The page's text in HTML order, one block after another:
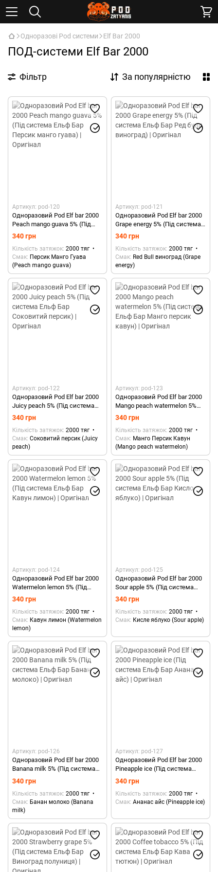
Одноразові Pod системи Elf Bar 2000
ПОД-системи Elf Bar 2000
Фільтр За популярністю
Артикул: pod-120
Одноразовий Pod Elf bar 2000
Peach mango guava 5% (Під
система Ельф Бар Персик
манго гуава) | Оригінал
340 грн
Кількість затяжок 2000 тяг
Смак Персик Манго Гуава
(Peach mango guava)
Артикул: pod-121
Одноразовий Pod Elf bar 2000
Grape energy 5% (Під система
Ельф Бар Ред булл виноград) |
Оригінал
340 грн
Кількість затяжок 2000 тяг
Смак Red Bull виноград (Grape
energy)
Артикул: pod-122
Одноразовий Pod Elf bar 2000
Juicy peach 5% (Під система
Ельф Бар Соковитий персик) |
Оригінал
340 грн
Кількість затяжок 2000 тяг
Смак Соковитий персик (Juicy
peach)
Артикул: pod-123
Одноразовий Pod Elf bar 2000
Mango peach watermelon 5%
(Під система Ельф Бар Манго
персик кавун) | Оригінал
340 грн
Кількість затяжок 2000 тяг
Смак Манго Персик Кавун
(Mango peach watermelon)
Артикул: pod-124
Одноразовий Pod Elf bar 2000
Watermelon lemon 5% (Під
система Ельф Бар Кавун
лимон) | Оригінал
340 грн
Кількість затяжок 2000 тяг
Смак Кавун лимон (Watermelon
lemon)
Артикул: pod-125
Одноразовий Pod Elf bar 2000
Sour apple 5% (Під система
Ельф Бар Кисло яблуко) |
Оригінал
340 грн
Кількість затяжок 2000 тяг
Смак Кисле яблуко (Sour apple)
Артикул: pod-126
Одноразовий Pod Elf bar 2000
Banana milk 5% (Під система
Ельф Бар Банан молоко) |
Оригінал
340 грн
Кількість затяжок 2000 тяг
Смак Банан молоко (Banana
milk)
Артикул: pod-127
Одноразовий Pod Elf bar 2000
Pineapple ice (Під система
Ельф Бар Ананас айс) |
Оригінал
340 грн
Кількість затяжок 2000 тяг
Смак Ананас айс (Pineapple ice)